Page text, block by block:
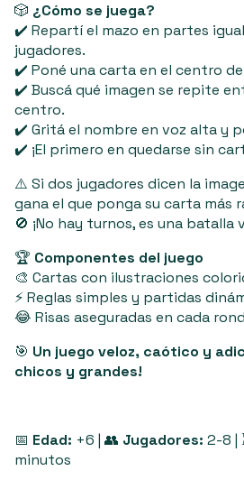
🎲 ¿Cómo se juega?
✔️ Repartí el mazo en partes
jugadores.
✔️ Poné una carta en el centro de
✔️ Buscá qué imagen se repite
centro.
✔️ Gritá el nombre en voz alta y
✔️ ¡El primero en quedarse sin
⚠️ Si dos jugadores dicen la
gana el que ponga su carta más
🚫 ¡No hay turnos, es una
🏆 Componentes del juego
🎨 Cartas con ilustraciones
⚡ Reglas simples y partidas
😂 Risas aseguradas en cada
🎯 Un juego veloz, caótico y
chicos y grandes!
📅 Edad: +6 | 👥 Jugadores: 2-8 |
minutos